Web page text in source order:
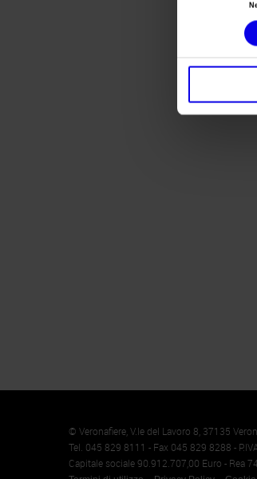
Memento
© Veronafiere, V.le del Lavoro 8, 37135
Tel. 045 829 8111 - Fax 045 829 8288 -
Capitale sociale 90.912.707,00 Euro - Rea